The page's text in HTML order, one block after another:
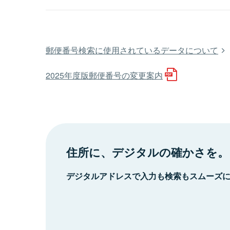
郵便番号検索に使用されているデータについて
2025年度版郵便番号の変更案内
住所に、デジタルの確かさを。
デジタルアドレスで入力も検索もスムーズ